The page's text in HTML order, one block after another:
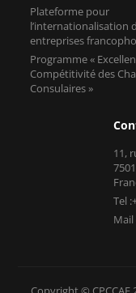
11,
Mail
Copyright © CPCCAF